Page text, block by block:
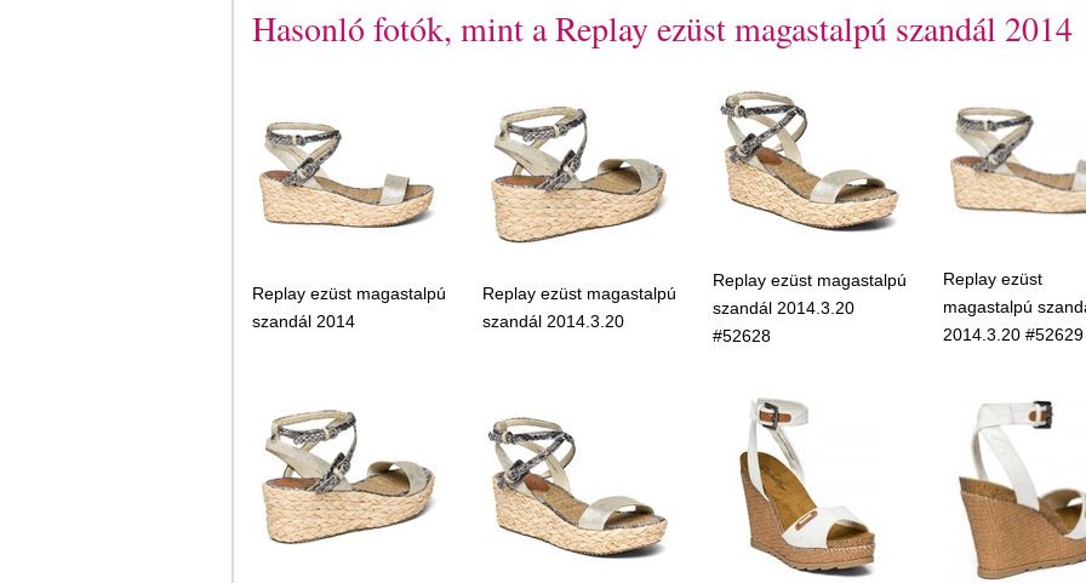
Hasonló fotók, mint a Replay ezüst magastalpú szandál 2014
Replay ezüst magastalpú
szandál 2014
Replay ezüst magastalpú
szandál 2014.3.20
Replay ezüst magastalpú
szandál 2014.3.20
#52628
Replay ezüst
magastalpú
2014.3.20 #52629